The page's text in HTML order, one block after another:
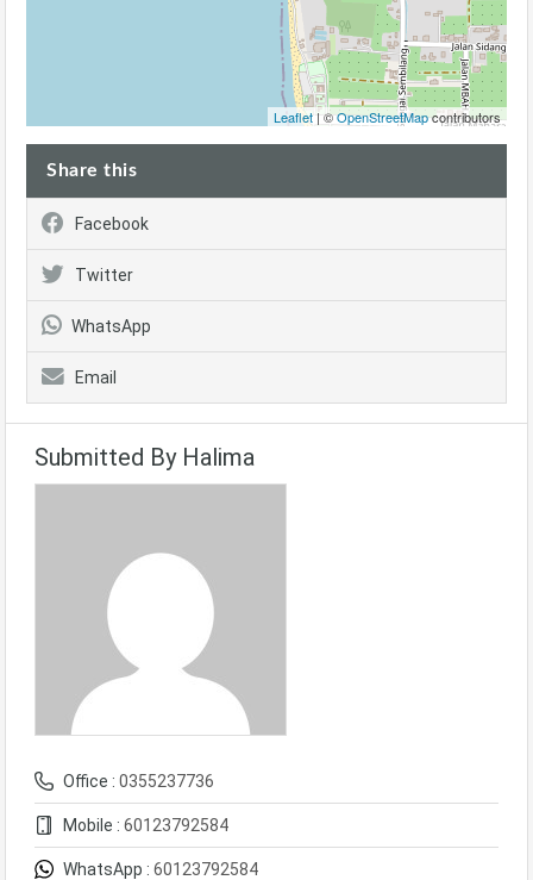
Leaflet | ©OpenStreetMapcontributors
Share this
Facebook
Twitter
WhatsApp
Email
Submitted By Halima
Office : 0355237736
Mobile : 60123792584
WhatsApp : 60123792584